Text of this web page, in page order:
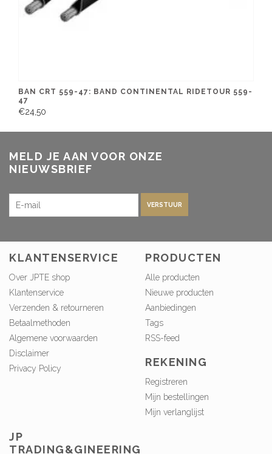
BAN CRT 559-47: BAND CONTINENTAL RIDETOUR 559-
47
€24,50
MELD JE AAN VOOR ONZE
NIEUWSBRIEF
VERSTUUR
KLANTENSERVICE
Over JPTE shop
Klantenservice
Verzenden & retourneren
Betaalmethoden
Algemene voorwaarden
Disclaimer
Privacy Policy
PRODUCTEN
Alle producten
Nieuwe producten
Aanbiedingen
Tags
RSS-feed
REKENING
Registreren
Mijn bestellingen
Mijn verlanglijst
JP
TRADING&GINEERING